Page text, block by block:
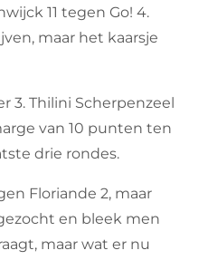
11 tegen Go! 4.
maar het kaarsje
3. Thilini Scherpenzeel
van 10 punten ten
drie rondes.
Floriande 2, maar
en bleek men
maar wat er nu